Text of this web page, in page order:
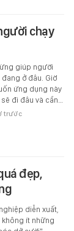
chạy
giúp người
ở đâu. Giờ
ứng dụng này
đi đâu và cần…
trước
đẹp,
diễn xuất,
ít những